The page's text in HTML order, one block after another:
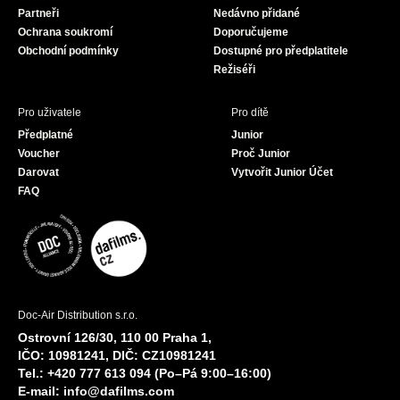
Partneři
Ochrana soukromí
Obchodní podmínky
Nedávno přidané
Doporučujeme
Dostupné pro předplatitele
Režiséři
Pro uživatele
Předplatné
Voucher
Darovat
FAQ
Pro dítě
Junior
Proč Junior
Vytvořit Junior Účet
Doc-Air Distribution s.r.o.
Ostrovní 126/30, 110 00 Praha 1,
IČO: 10981241, DIČ: CZ10981241
Tel.: +420 777 613 094 (Po–Pá 9:00–16:00)
E-mail: info@dafilms.com